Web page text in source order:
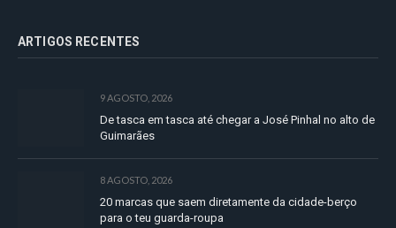
ARTIGOS RECENTES
9 AGOSTO, 2026
De tasca em tasca até chegar a José Pinhal no alto de
Guimarães
8 AGOSTO, 2026
20 marcas que saem diretamente da cidade-berço
para o teu guarda-roupa